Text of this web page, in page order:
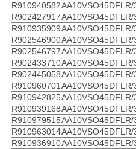
R910940582
R902427917
R910935909
R902546900
R902546797
R902433710
R902445058
R910960701
R910942825
R910939168
R910979515
R910963014
R910936910